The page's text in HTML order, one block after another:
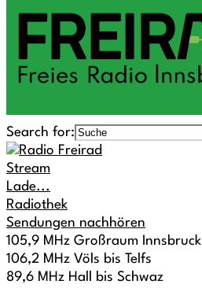
Search for:
Stream
Lade...
Radiothek
Sendungen nachhören
105,9 MHz Großraum Innsbruck
106,2 MHz Völs bis Telfs
89,6 MHz Hall bis Schwaz